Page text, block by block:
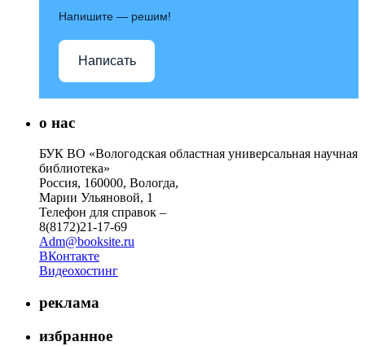
Напишите — решим!
Написать
о нас
БУК ВО «Вологодская областная универсальная научная
библиотека»
Россия, 160000, Вологда,
Марии Ульяновой, 1
Телефон для справок –
8(8172)21-17-69
Adm@booksite.ru
ВКонтакте
Видеохостинг
реклама
избранное